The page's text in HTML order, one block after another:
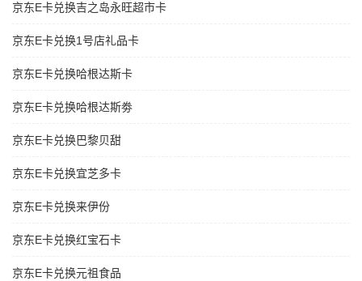
京东E卡兑换吉之岛永旺超市卡
京东E卡兑换1号店礼品卡
京东E卡兑换哈根达斯卡
京东E卡兑换哈根达斯劵
京东E卡兑换巴黎贝甜
京东E卡兑换宜芝多卡
京东E卡兑换来伊份
京东E卡兑换红宝石卡
京东E卡兑换元祖食品